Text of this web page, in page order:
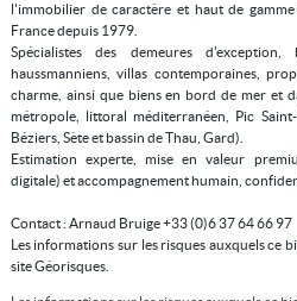
l'immobilier de caractère et haut de
France depuis 1979.
Spécialistes des demeures d'exception,
haussmanniens, villas contemporaines,
charme, ainsi que biens en bord de mer et
métropole, littoral méditerranéen, Pic
Béziers, Sète et bassin de Thau, Gard).
Estimation experte, mise en valeur
digitale) et accompagnement humain,
Contact : Arnaud Bruige +33 (0)6 37 64 66 97
Les informations sur les risques auxquels ce
site Géorisques.